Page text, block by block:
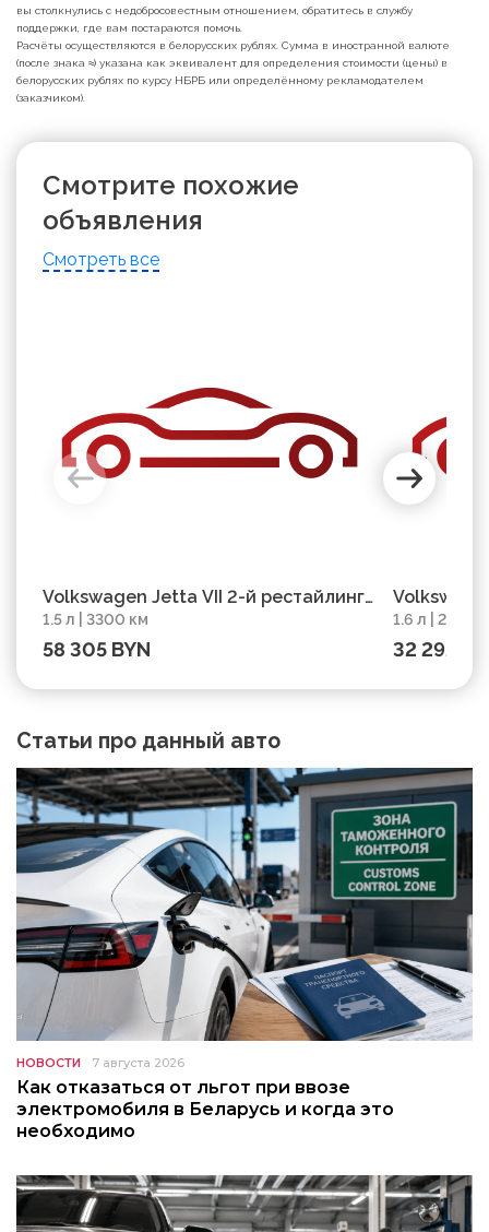
вы столкнулись с недобросовестным отношением, обратитесь в службу
поддержки, где вам постараются помочь.
Расчёты осуществляются в белорусских рублях. Сумма в иностранной валюте
(после знака ≈) указана как эквивалент для определения стоимости (цены) в
белорусских рублях по курсу НБРБ или определённому рекламодателем
(заказчиком).
Смотрите похожие
объявления
Смотреть все
Volkswagen Jetta VII 2-й рестайлинг,
2025, пробег 3300 км
1.5 л | 3300 км
58 305 BYN
2015,
1.6 л |
32 292
Статьи про данный авто
НОВОСТИ 7 августа 2026
Как отказаться от льгот при ввозе
электромобиля в Беларусь и когда это
необходимо